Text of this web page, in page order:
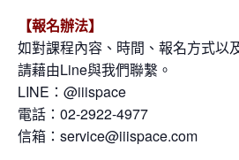
【報名辦法】
如對課程內容、時間、報名方式以
請藉由Line與我們聯繫。
LINE：@iiispace
電話：02-2922-4977
信箱：service@iiispace.com